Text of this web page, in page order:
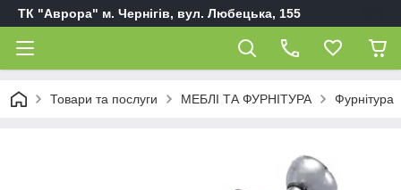
ТК "Аврора" м. Чернігів, вул. Любецька, 155
Товари та послуги МЕБЛІ ТА ФУРНІТУРА Фурнітура